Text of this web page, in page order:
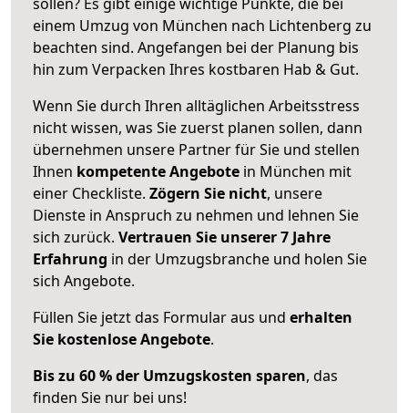
einem Umzug von München nach Lichtenberg zu
beachten sind. Angefangen bei der Planung bis
hin zum Verpacken Ihres kostbaren Hab & Gut.
Wenn Sie durch Ihren alltäglichen Arbeitsstress
nicht wissen, was Sie zuerst planen sollen, dann
übernehmen unsere Partner für Sie und stellen
Ihnen kompetente Angebote in München mit
einer Checkliste. Zögern Sie nicht, unsere
Dienste in Anspruch zu nehmen und lehnen Sie
sich zurück. Vertrauen Sie unserer 7 Jahre
Erfahrung in der Umzugsbranche und holen Sie
sich Angebote.
Füllen Sie jetzt das Formular aus und erhalten
Sie kostenlose Angebote.
Bis zu 60 % der Umzugskosten sparen, das
finden Sie nur bei uns!